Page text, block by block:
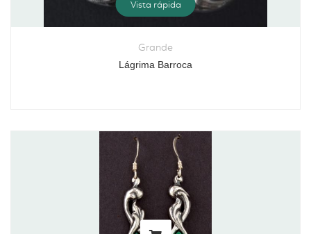
Vista rápida
Grande
Lágrima Barroca